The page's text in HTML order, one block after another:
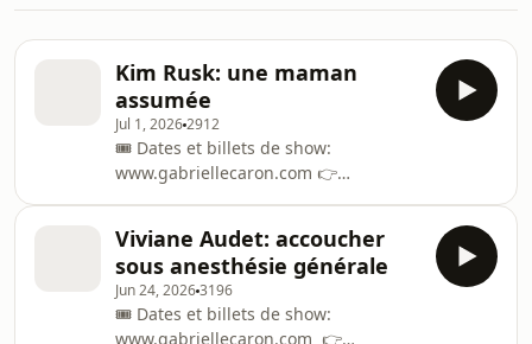
Kim Rusk: une maman
assumée
Jul 1, 20262912
🎟️ Dates et billets de show:
www.gabriellecaron.com 👉
avec le code HUMAIN15 🎙️Pour
enregistrer ton épisode de J’ai fait un
humain, écrivez-nous:
jaifaitunhumain@gmail.com 🤩 Pour
Viviane Audet: accoucher
sous anesthésie générale
Jun 24, 20263196
🎟️ Dates et billets de show:
www.gabriellecaron.com 👉